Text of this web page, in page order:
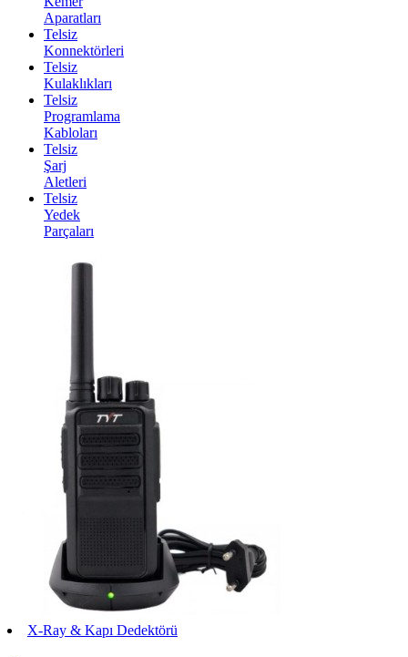
Aparatları
Telsiz
Konnektörleri
Telsiz
Kulaklıkları
Telsiz
Programlama
Kabloları
Telsiz
Şarj
Aletleri
Telsiz
Yedek
Parçaları
X-Ray & Kapı Dedektörü